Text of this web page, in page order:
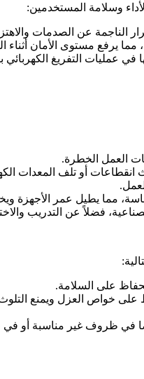
وسلامة المستخدمين:
الناجمة عن الصدمات
عمليات التفريغ الكهربائي
العمل الخطرة.
أو تلف المعدات
مما يطيل عمر الأجهزة
فضلاً عن التدريب